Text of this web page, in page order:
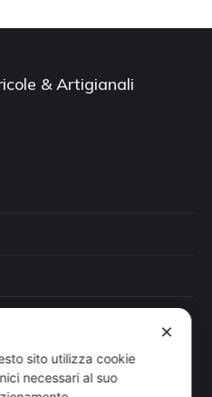
& Artigianali
✕
sito utilizza cookie
necessari al suo